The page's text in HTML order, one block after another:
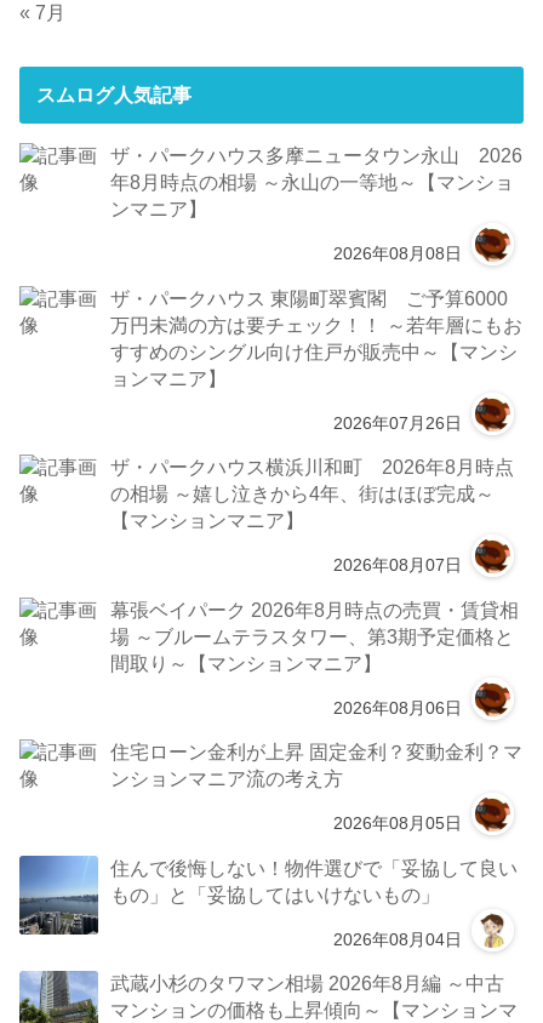
« 7月
スムログ人気記事
ザ・パークハウス多摩ニュータウン永山 2026
年8月時点の相場 ～永山の一等地～【マンショ
ンマニア】
2026年08月08日
ザ・パークハウス 東陽町翠賓閣 ご予算6000
万円未満の方は要チェック！！ ～若年層にもお
すすめのシングル向け住戸が販売中～【マンシ
ョンマニア】
2026年07月26日
ザ・パークハウス横浜川和町 2026年8月時点
の相場 ～嬉し泣きから4年、街はほぼ完成～
【マンションマニア】
2026年08月07日
幕張ベイパーク 2026年8月時点の売買・賃貸相
場 ～ブルームテラスタワー、第3期予定価格と
間取り～【マンションマニア】
2026年08月06日
住宅ローン金利が上昇 固定金利？変動金利？マ
ンションマニア流の考え方
2026年08月05日
住んで後悔しない！物件選びで「妥協して良い
もの」と「妥協してはいけないもの」
2026年08月04日
武蔵小杉のタワマン相場 2026年8月編 ～中古
マンションの価格も上昇傾向～【マンションマ